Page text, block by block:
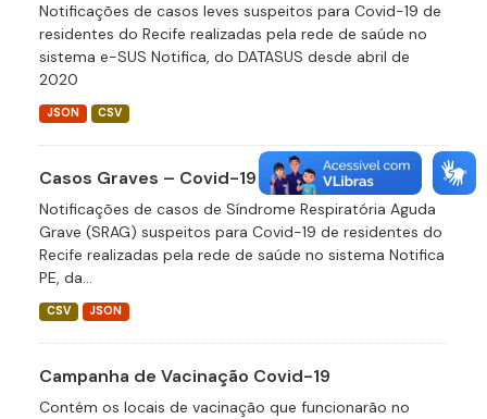
Notificações de casos leves suspeitos para Covid-19 de
residentes do Recife realizadas pela rede de saúde no
sistema e-SUS Notifica, do DATASUS desde abril de
2020
JSON CSV
Casos Graves – Covid-19
Notificações de casos de Síndrome Respiratória Aguda
Grave (SRAG) suspeitos para Covid-19 de residentes do
Recife realizadas pela rede de saúde no sistema Notifica
PE, da...
CSV JSON
Campanha de Vacinação Covid-19
Contém os locais de vacinação que funcionarão no